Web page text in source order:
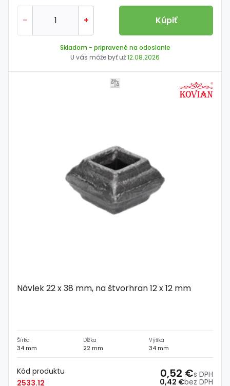
- + Kúpiť
Skladom - pripravené na odoslanie
U vás môže byť už12.08.2026
Návlek 22 x 38 mm, na štvorhran 12 x 12 mm
Šírka
34 mm
Dĺžka
22 mm
Výška
34 mm
Kód produktu
2533.12
0,42 €bez DPH
0,52 €s DPH